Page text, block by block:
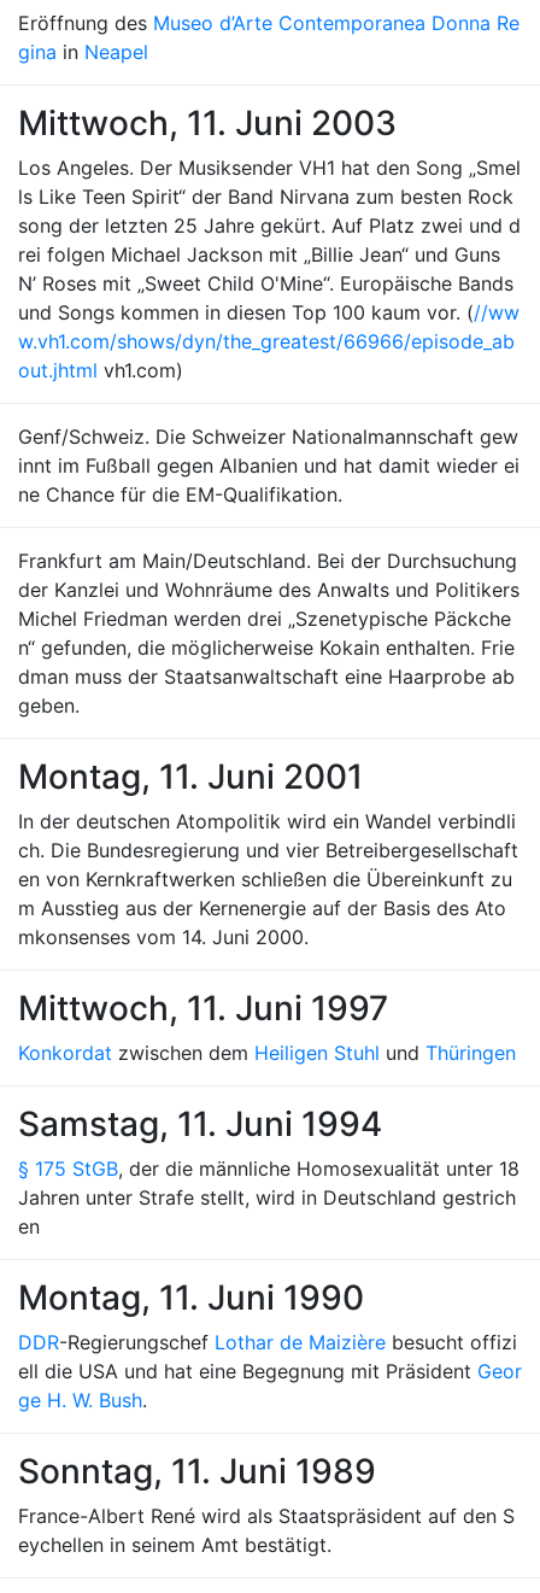
Eröffnung des Museo d’Arte Contemporanea Donna Re
gina in Neapel
Mittwoch, 11. Juni 2003
Los Angeles. Der Musiksender VH1 hat den Song „Smel
ls Like Teen Spirit“ der Band Nirvana zum besten Rock
song der letzten 25 Jahre gekürt. Auf Platz zwei und d
rei folgen Michael Jackson mit „Billie Jean“ und Guns
N’ Roses mit „Sweet Child O'Mine“. Europäische Bands
und Songs kommen in diesen Top 100 kaum vor. (//ww
w.vh1.com/shows/dyn/the_greatest/66966/episode_ab
out.jhtml vh1.com)
Genf/Schweiz. Die Schweizer Nationalmannschaft gew
innt im Fußball gegen Albanien und hat damit wieder ei
ne Chance für die EM-Qualifikation.
Frankfurt am Main/Deutschland. Bei der Durchsuchung
der Kanzlei und Wohnräume des Anwalts und Politikers
Michel Friedman werden drei „Szenetypische Päckche
n“ gefunden, die möglicherweise Kokain enthalten. Frie
dman muss der Staatsanwaltschaft eine Haarprobe ab
geben.
Montag, 11. Juni 2001
In der deutschen Atompolitik wird ein Wandel verbindli
ch. Die Bundesregierung und vier Betreibergesellschaft
en von Kernkraftwerken schließen die Übereinkunft zu
m Ausstieg aus der Kernenergie auf der Basis des Ato
mkonsenses vom 14. Juni 2000.
Mittwoch, 11. Juni 1997
Konkordat zwischen dem Heiligen Stuhl und Thüringen
Samstag, 11. Juni 1994
§ 175 StGB, der die männliche Homosexualität unter 18
Jahren unter Strafe stellt, wird in Deutschland gestrich
en
Montag, 11. Juni 1990
DDR-Regierungschef Lothar de Maizière besucht offizi
ell die USA und hat eine Begegnung mit Präsident Geor
ge H. W. Bush.
Sonntag, 11. Juni 1989
France-Albert René wird als Staatspräsident auf den S
eychellen in seinem Amt bestätigt.